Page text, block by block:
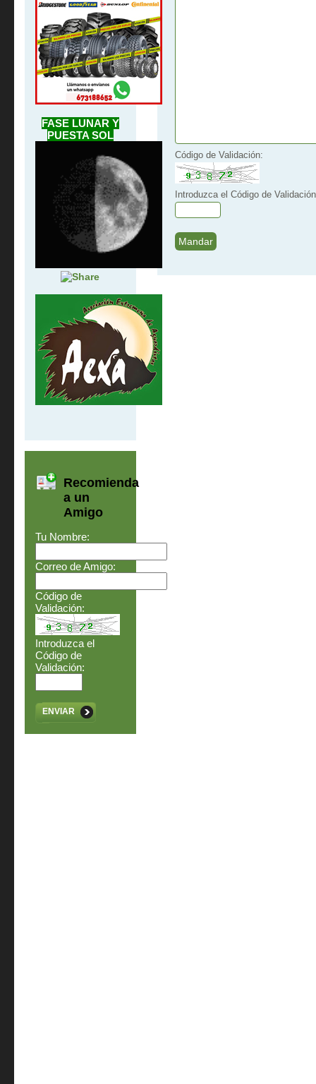
FASE LUNAR Y
PUESTA SOL
Recomienda
a un
Amigo
Tu Nombre:
Correo de Amigo:
Código de
Validación:
Introduzca el
Código de
Validación:
ENVIAR
Código de Validación:
Introduzca el Código de